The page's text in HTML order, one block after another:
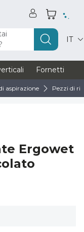
IT
Fornetti
aspirazione Pezzi di
Ergowet